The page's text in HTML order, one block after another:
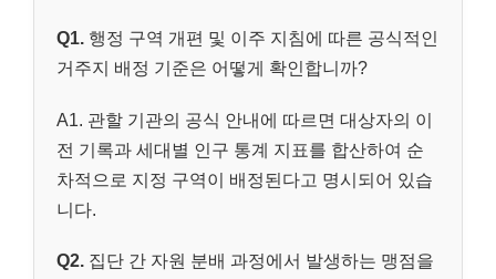
Q1. 행정 구역 개편 및 이주 지침에 따른 공식적인
거주지 배정 기준은 어떻게 확인합니까?
A1. 관할 기관의 공식 안내에 따르면 대상자의 이
전 기록과 세대별 인구 통계 지표를 합산하여 순
차적으로 지정 구역이 배정된다고 명시되어 있습
니다.
Q2. 집단 간 자원 분배 과정에서 발생하는 맹점을